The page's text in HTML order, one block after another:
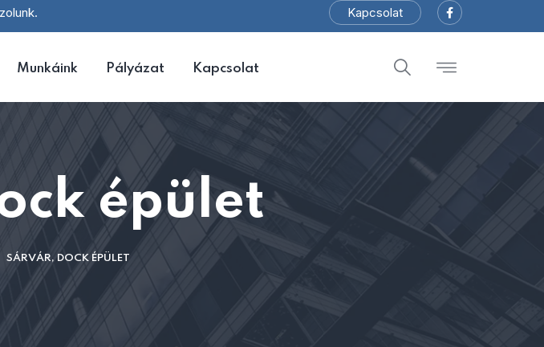
Kapcsolat
Munkáink Pályázat Kapcsolat
épület
SÁRVÁR, DOCK ÉPÜLET